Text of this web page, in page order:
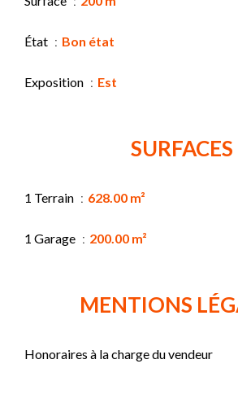
État Bon état
Exposition Est
SURFACES
1 Terrain 628.00 m²
1 Garage 200.00 m²
MENTIONS
Honoraires à la charge du vendeur